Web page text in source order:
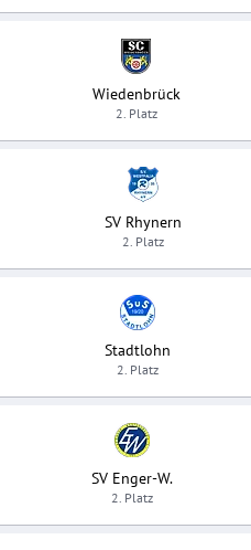
Wiedenbrück
2. Platz
SV Rhynern
2. Platz
Stadtlohn
2. Platz
SV Enger-W.
2. Platz